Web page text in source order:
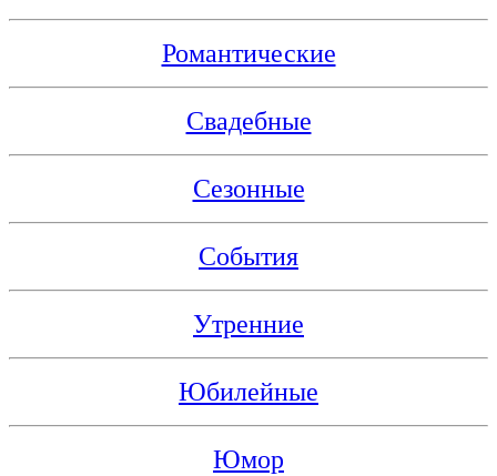
Романтические
Свадебные
Сезонные
События
Утренние
Юбилейные
Юмор